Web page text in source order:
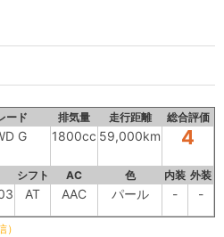
ード 排気量 走行距離 総合評価
G 1800cc 59,000km 4
シフト AC 色 内装 外装
AT AAC パール - -